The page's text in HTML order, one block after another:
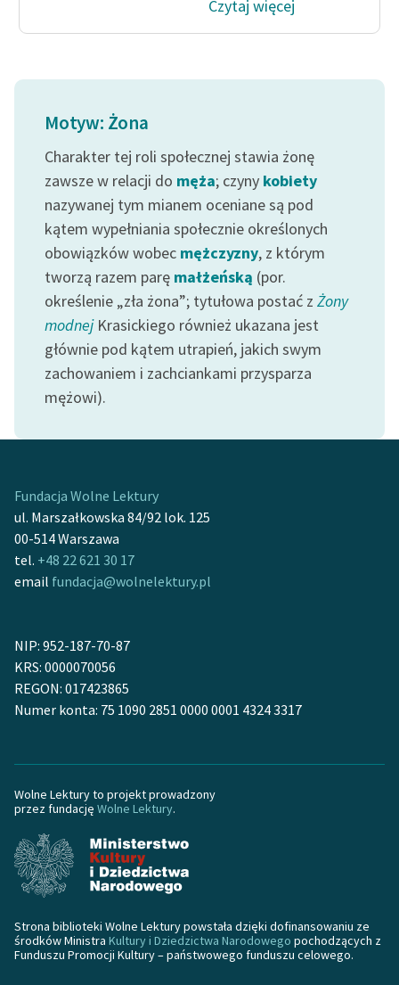
Kontakt
O projekcie
Zespół
Zasady wykorzystania
Wolnych Lektur
Logotypy
Materiały promocyjne
Polityka prywatności
Regulamin biblioteki
sprawozdania finansowe
Informacja o treściach
wrażliwych
Deklaracja dostępności
Czytaj więcej
Motyw: Żona
Charakter tej roli społecznej stawia żonę
zawsze w relacji do męża; czyny kobiety
nazywanej tym mianem oceniane są pod
kątem wypełniania społecznie określonych
obowiązków wobec mężczyzny, z którym
tworzą razem parę małżeńską (por.
określenie „zła żona”; tytułowa postać z Żony
modnejKrasickiego również ukazana jest
głównie pod kątem utrapień, jakich swym
zachowaniem i zachciankami przysparza
mężowi).
Fundacja Wolne Lektury
ul. Marszałkowska 84/92 lok. 125
00-514 Warszawa
tel. +48 22 621 30 17
email fundacja@wolnelektury.pl
NIP: 952-187-70-87
KRS: 0000070056
REGON: 017423865
Numer konta: 75 1090 2851 0000 0001 4324 3317
Wolne Lektury to projekt prowadzony
przez fundację Wolne Lektury.
Strona biblioteki Wolne Lektury powstała dzięki dofinansowaniu ze
środków Ministra Kultury i Dziedzictwa Narodowego pochodzących z
Funduszu Promocji Kultury – państwowego funduszu celowego.